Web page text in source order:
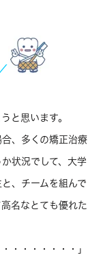
と思います。
、多くの矯正治療
状況でして、大学
、チームを組んで
名なとても優れた
・・・・・・・」